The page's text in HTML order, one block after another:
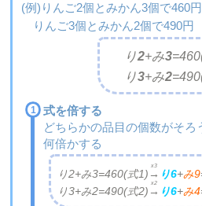
(例)りんご2個とみかん3個で460円
りんご3個とみかん2個で490円
り2+み3=
り3+み2=
式を倍する
どちらかの品目の個数がそ
何倍かする
り2+み3=460(式1) →
x3
り6+み9
り3+み2=490(式2) →
x2
り6+み4